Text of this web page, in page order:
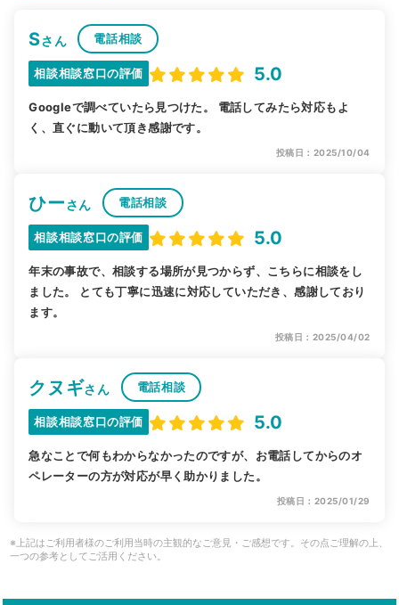
Sさん 電話相談
相談相談窓口の評価 5.0
Googleで調べていたら見つけた。 電話してみたら対応もよ
く、直ぐに動いて頂き感謝です。
投稿日：2025/10/04
ひーさん 電話相談
相談相談窓口の評価 5.0
年末の事故で、相談する場所が見つからず、こちらに相談をし
ました。 とても丁寧に迅速に対応していただき、感謝しており
ます。
投稿日：2025/04/02
クヌギさん 電話相談
相談相談窓口の評価 5.0
急なことで何もわからなかったのですが、お電話してからのオ
ペレーターの方が対応が早く助かりました。
投稿日：2025/01/29
※上記はご利用者様のご利用当時の主観的なご意見・ご感想です。その点ご理解の上、
一つの参考としてご活用ください。